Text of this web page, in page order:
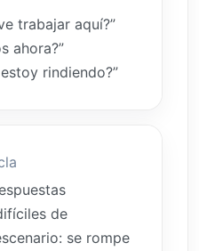
trabajar aquí?”
ahora?”
rindiendo?”
de
se rompe